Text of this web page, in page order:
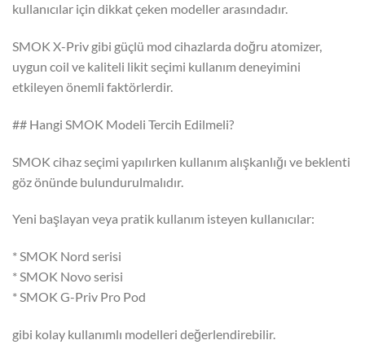
kullanıcılar için dikkat çeken modeller arasındadır.
SMOK X-Priv gibi güçlü mod cihazlarda doğru atomizer,
uygun coil ve kaliteli likit seçimi kullanım deneyimini
etkileyen önemli faktörlerdir.
## Hangi SMOK Modeli Tercih Edilmeli?
SMOK cihaz seçimi yapılırken kullanım alışkanlığı ve beklenti
göz önünde bulundurulmalıdır.
Yeni başlayan veya pratik kullanım isteyen kullanıcılar:
* SMOK Nord serisi
* SMOK Novo serisi
* SMOK G-Priv Pro Pod
gibi kolay kullanımlı modelleri değerlendirebilir.